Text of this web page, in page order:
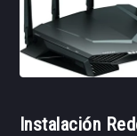
Instalación